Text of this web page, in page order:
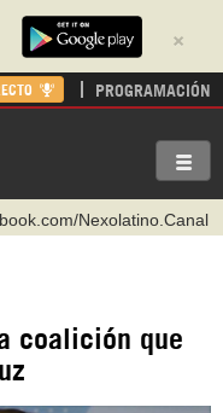
×
PROGRAMACIÓN
Nexolatino.Canal
c/hispantv
coalición que